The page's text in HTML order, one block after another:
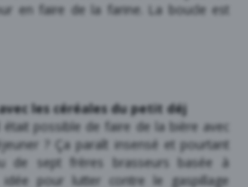
en faire de la farine. La boucle est
les céréales du petit déj
était possible de faire de la bière avec
? Ça paraît insensé et pourtant
de sept frères brasseurs basée à
pour lutter contre le gaspillage